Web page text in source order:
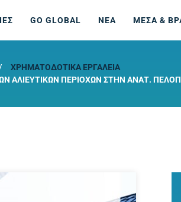
GO GLOBAL ΝΕΑ ΜΕΣΑ &
ΧΡΗΜΑΤΟΔΟΤΙΚΆ ΕΡΓΑΛΕΊΑ
ΑΛΙΕΥΤΙΚΏΝ ΠΕΡΙΟΧΏΝ ΣΤΗΝ ΑΝΑΤ.